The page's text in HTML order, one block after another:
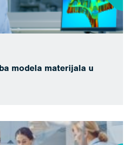
modela materijala u